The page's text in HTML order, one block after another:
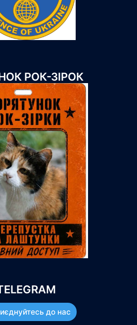
РОК-ЗІРОК
до нас